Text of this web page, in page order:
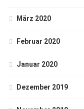
März 2020
Februar 2020
Januar 2020
Dezember 2019